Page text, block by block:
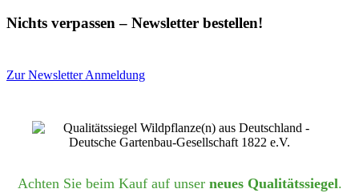
Nichts verpassen – Newsletter bestellen!
Zur Newsletter Anmeldung
Achten Sie beim Kauf auf unser neues Qualitätssiegel.